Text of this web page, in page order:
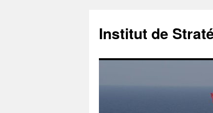
Institut de